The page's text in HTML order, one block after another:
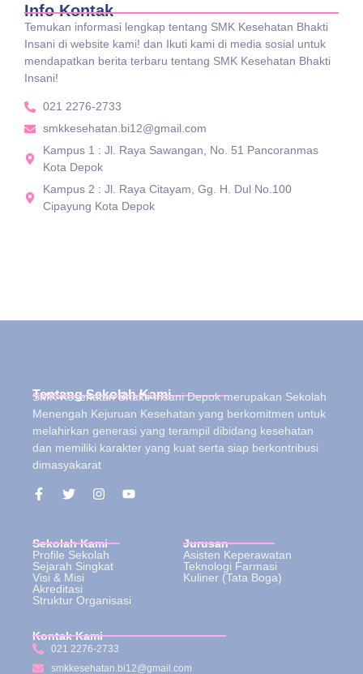
Info Kontak
Temukan informasi lengkap tentang SMK Kesehatan Bhakti
Insani di website kami! dan Ikuti kami di media sosial untuk
mendapatkan berita terbaru tentang SMK Kesehatan Bhakti
Insani!
021 2276-2733
smkkesehatan.bi12@gmail.com
Kampus 1 : Jl. Raya Sawangan, No. 51 Pancoranmas
Kota Depok
Kampus 2 : Jl. Raya Citayam, Gg. H. Dul No.100
Cipayung Kota Depok
Tentang Sekolah Kami
SMK Kesehatan Bhakti Insani Depok merupakan Sekolah
Menengah Kejuruan Kesehatan yang berkomitmen untuk
melahirkan generasi yang terampil dibidang kesehatan
dan memiliki karakter yang kuat serta siap berkontribusi
dimasyakarat
Sekolah Kami
Profile Sekolah
Sejarah Singkat
Visi & Misi
Akreditasi
Struktur Organisasi
Jurusan
Asisten Keperawatan
Teknologi Farmasi
Kuliner (Tata Boga)
Kontak Kami
021 2276-2733
smkkesehatan.bi12@gmail.com